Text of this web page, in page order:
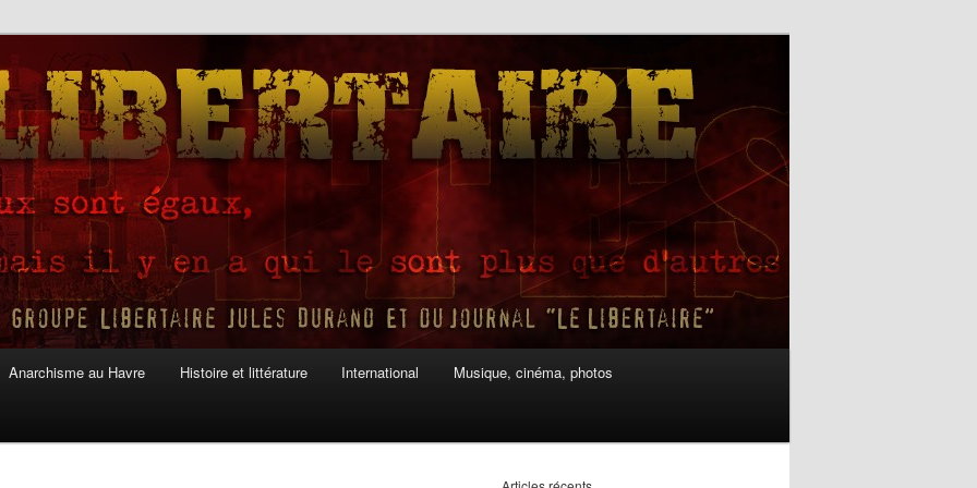
Anarchisme au Havre Histoire et littérature International Musique, cinéma, photos